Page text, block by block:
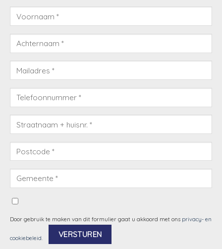
Door gebruik te maken van dit formulier gaat u akkoord met ons privacy- en
cookiebeleid.